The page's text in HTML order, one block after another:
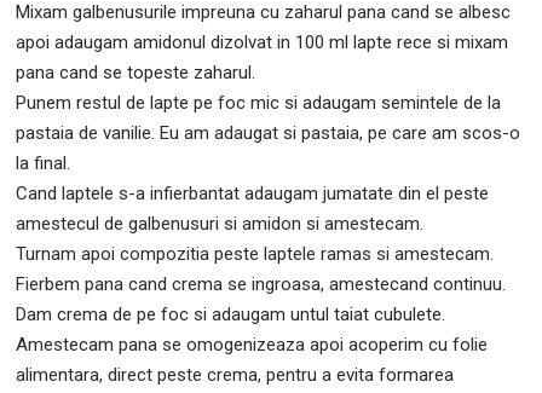
Mixam galbenusurile impreuna cu zaharul pana cand se albesc
apoi adaugam amidonul dizolvat in 100 ml lapte rece si mixam
pana cand se topeste zaharul.
Punem restul de lapte pe foc mic si adaugam semintele de la
pastaia de vanilie. Eu am adaugat si pastaia, pe care am scos-o
la final.
Cand laptele s-a infierbantat adaugam jumatate din el peste
amestecul de galbenusuri si amidon si amestecam.
Turnam apoi compozitia peste laptele ramas si amestecam.
Fierbem pana cand crema se ingroasa, amestecand continuu.
Dam crema de pe foc si adaugam untul taiat cubulete.
Amestecam pana se omogenizeaza apoi acoperim cu folie
alimentara, direct peste crema, pentru a evita formarea